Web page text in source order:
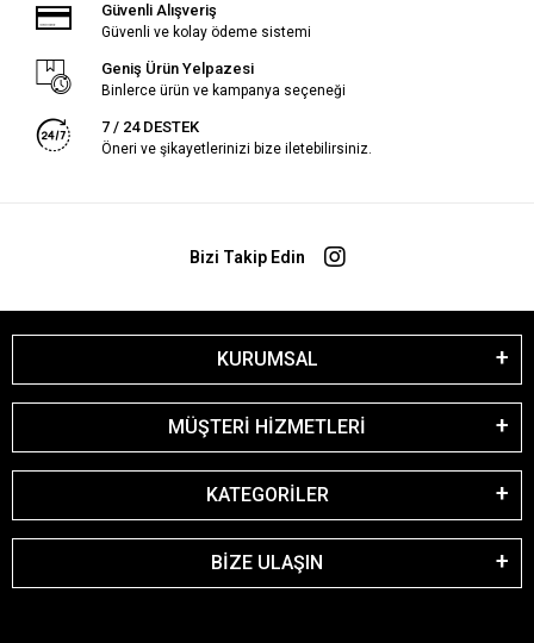
Güvenli Alışveriş
Güvenli ve kolay ödeme sistemi
Geniş Ürün Yelpazesi
Binlerce ürün ve kampanya seçeneği
7 / 24 DESTEK
Öneri ve şikayetlerinizi bize iletebilirsiniz.
Bizi Takip Edin
KURUMSAL
MÜŞTERİ HİZMETLERİ
KATEGORİLER
BİZE ULAŞIN